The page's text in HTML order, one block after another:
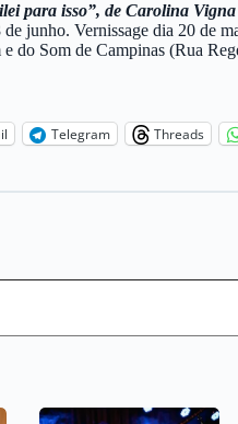
para isso”, de Carolina Vigna
junho. Vernissage dia 20 de
do Som de Campinas (Rua
Telegram Threads